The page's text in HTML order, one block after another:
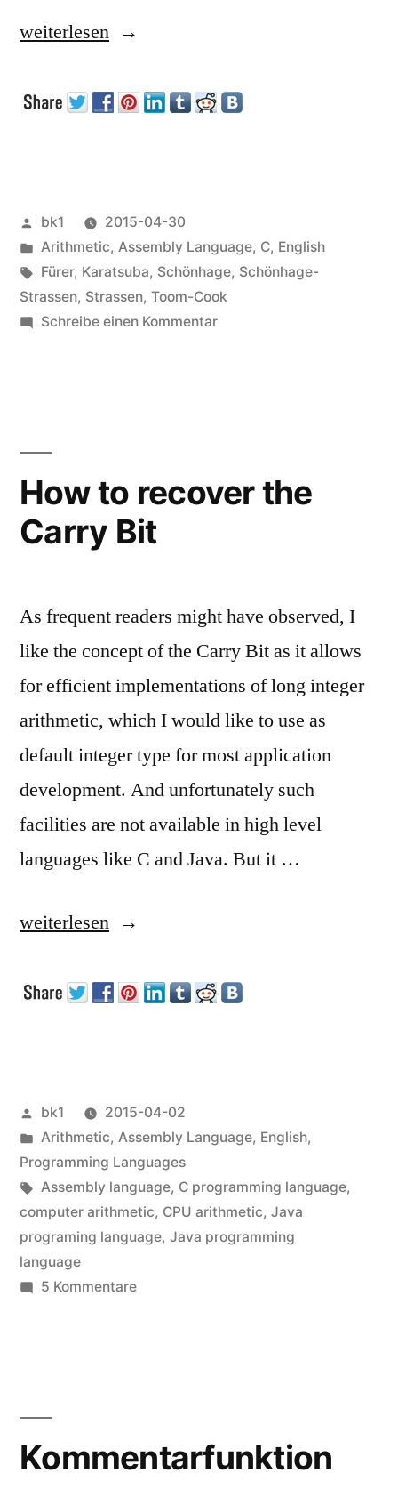
„How
multiply
weiterlesen
Veröffentlicht
von
bk1
2015-04-30
Veröffentlicht
unter
Arithmetic, Assembly Language, C, English
Schlagwörter:
Fürer, Karatsuba, Schönhage, Schönhage-
Strassen, Strassen, Toom-Cook
Schreibe einen Kommentarzu
How to recover the
Carry Bit
As frequent readers might have observed, I
like the concept of the Carry Bit as it allows
for efficient implementations of long integer
arithmetic, which I would like to use as
default integer type for most application
development. And unfortunately such
facilities are not available in high level
languages like C and Java. But it …
„How
recover
weiterlesen
Veröffentlicht
von
bk1
2015-04-02
Veröffentlicht
unter
Arithmetic, Assembly Language, English,
Programming Languages
Schlagwörter:
Assembly language, C programming language,
computer arithmetic, CPU arithmetic, Java
programing language, Java programming
language
5 Kommentarezu
Kommentarfunktion